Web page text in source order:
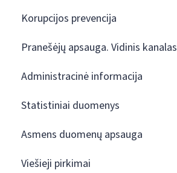
Korupcijos prevencija
Pranešėjų apsauga. Vidinis kanalas
Administracinė informacija
Statistiniai duomenys
Asmens duomenų apsauga
Viešieji pirkimai